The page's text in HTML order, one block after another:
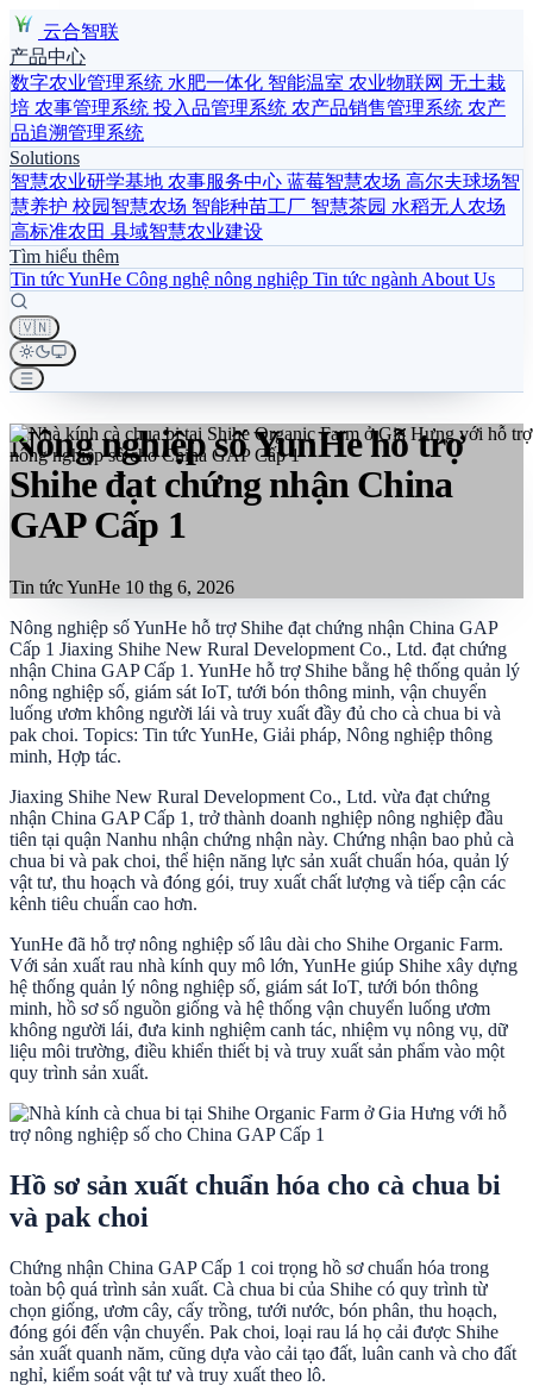
云合智联
产品中心
数字农业管理系统 水肥一体化 智能温室 农业物联网 无土栽
培 农事管理系统 投入品管理系统 农产品销售管理系统 农产
品追溯管理系统
Solutions
智慧农业研学基地 农事服务中心 蓝莓智慧农场 高尔夫球场智
慧养护 校园智慧农场 智能种苗工厂 智慧茶园 水稻无人农场
高标准农田 县域智慧农业建设
Tìm hiểu thêm
Tin tức YunHe Công nghệ nông nghiệp Tin tức ngành About Us
🇻🇳
Nông nghiệp số YunHe hỗ trợ
Shihe đạt chứng nhận China
GAP Cấp 1
Tin tức YunHe 10 thg 6, 2026
Nông nghiệp số YunHe hỗ trợ Shihe đạt chứng nhận China GAP
Cấp 1 Jiaxing Shihe New Rural Development Co., Ltd. đạt chứng
nhận China GAP Cấp 1. YunHe hỗ trợ Shihe bằng hệ thống quản lý
nông nghiệp số, giám sát IoT, tưới bón thông minh, vận chuyển
luống ươm không người lái và truy xuất đầy đủ cho cà chua bi và
pak choi. Topics: Tin tức YunHe, Giải pháp, Nông nghiệp thông
minh, Hợp tác.
Jiaxing Shihe New Rural Development Co., Ltd. vừa đạt chứng
nhận China GAP Cấp 1, trở thành doanh nghiệp nông nghiệp đầu
tiên tại quận Nanhu nhận chứng nhận này. Chứng nhận bao phủ cà
chua bi và pak choi, thể hiện năng lực sản xuất chuẩn hóa, quản lý
vật tư, thu hoạch và đóng gói, truy xuất chất lượng và tiếp cận các
kênh tiêu chuẩn cao hơn.
YunHe đã hỗ trợ nông nghiệp số lâu dài cho Shihe Organic Farm.
Với sản xuất rau nhà kính quy mô lớn, YunHe giúp Shihe xây dựng
hệ thống quản lý nông nghiệp số, giám sát IoT, tưới bón thông
minh, hồ sơ số nguồn giống và hệ thống vận chuyển luống ươm
không người lái, đưa kinh nghiệm canh tác, nhiệm vụ nông vụ, dữ
liệu môi trường, điều khiển thiết bị và truy xuất sản phẩm vào một
quy trình sản xuất.
Hồ sơ sản xuất chuẩn hóa cho cà chua bi
và pak choi
Chứng nhận China GAP Cấp 1 coi trọng hồ sơ chuẩn hóa trong
toàn bộ quá trình sản xuất. Cà chua bi của Shihe có quy trình từ
chọn giống, ươm cây, cấy trồng, tưới nước, bón phân, thu hoạch,
đóng gói đến vận chuyển. Pak choi, loại rau lá họ cải được Shihe
sản xuất quanh năm, cũng dựa vào cải tạo đất, luân canh và cho đất
nghỉ, kiểm soát vật tư và truy xuất theo lô.